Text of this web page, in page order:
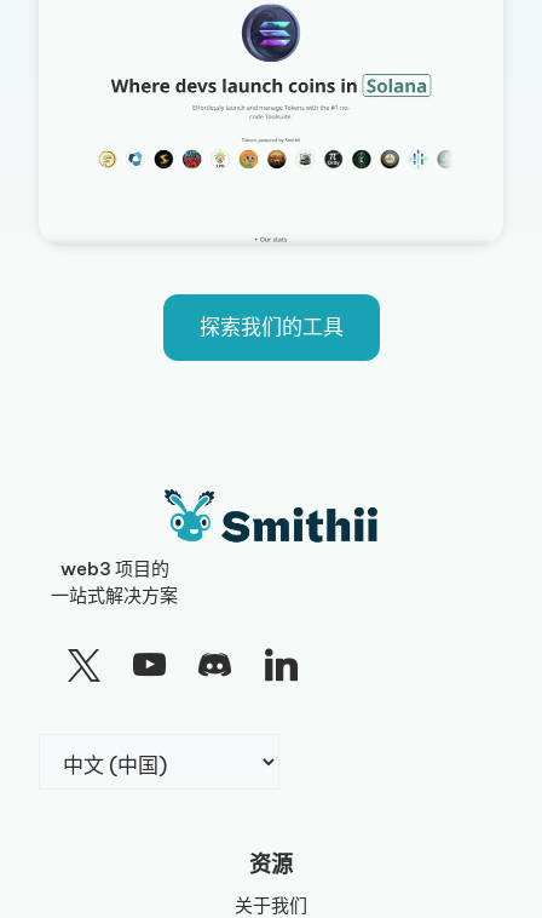
探索我们的工具
web3 项目的
一站式解决方案
资源
关于我们